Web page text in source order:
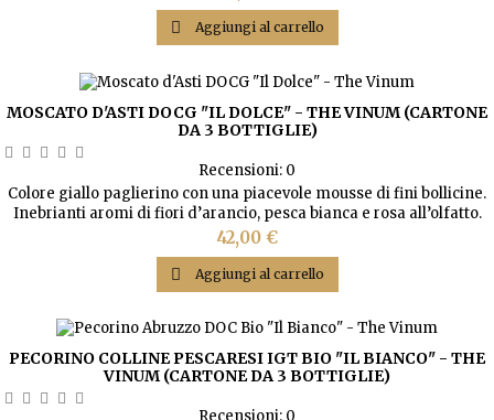
 Aggiungi al carrello
MOSCATO D'ASTI DOCG "IL DOLCE" - THE VINUM (CARTONE
DA 3 BOTTIGLIE)
Recensioni: 0
Colore giallo paglierino con una piacevole mousse di fini bollicine.
Inebrianti aromi di fiori d’arancio, pesca bianca e rosa all’olfatto.
Invitanti aromi di pesca e note minerali al gusto. Leggero, vibrante,
rinfrescante.
Prezzo
42,00 €
 Aggiungi al carrello
PECORINO COLLINE PESCARESI IGT BIO "IL BIANCO" - THE
VINUM (CARTONE DA 3 BOTTIGLIE)
Recensioni: 0